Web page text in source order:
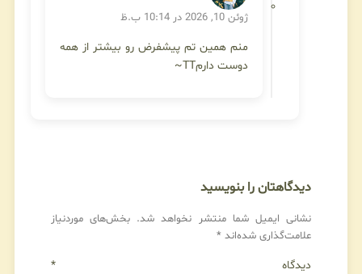
ژوئن 10, 2026 در 10:14 ب.ظ
منم همین تم پیشفرض رو بیشتر از همه
دوست دارمTT~
دیدگاهتان را بنویسید
نشانی ایمیل شما منتشر نخواهد شد. بخش‌های موردنیاز
علامت‌گذاری شده‌اند *
دیدگاه*